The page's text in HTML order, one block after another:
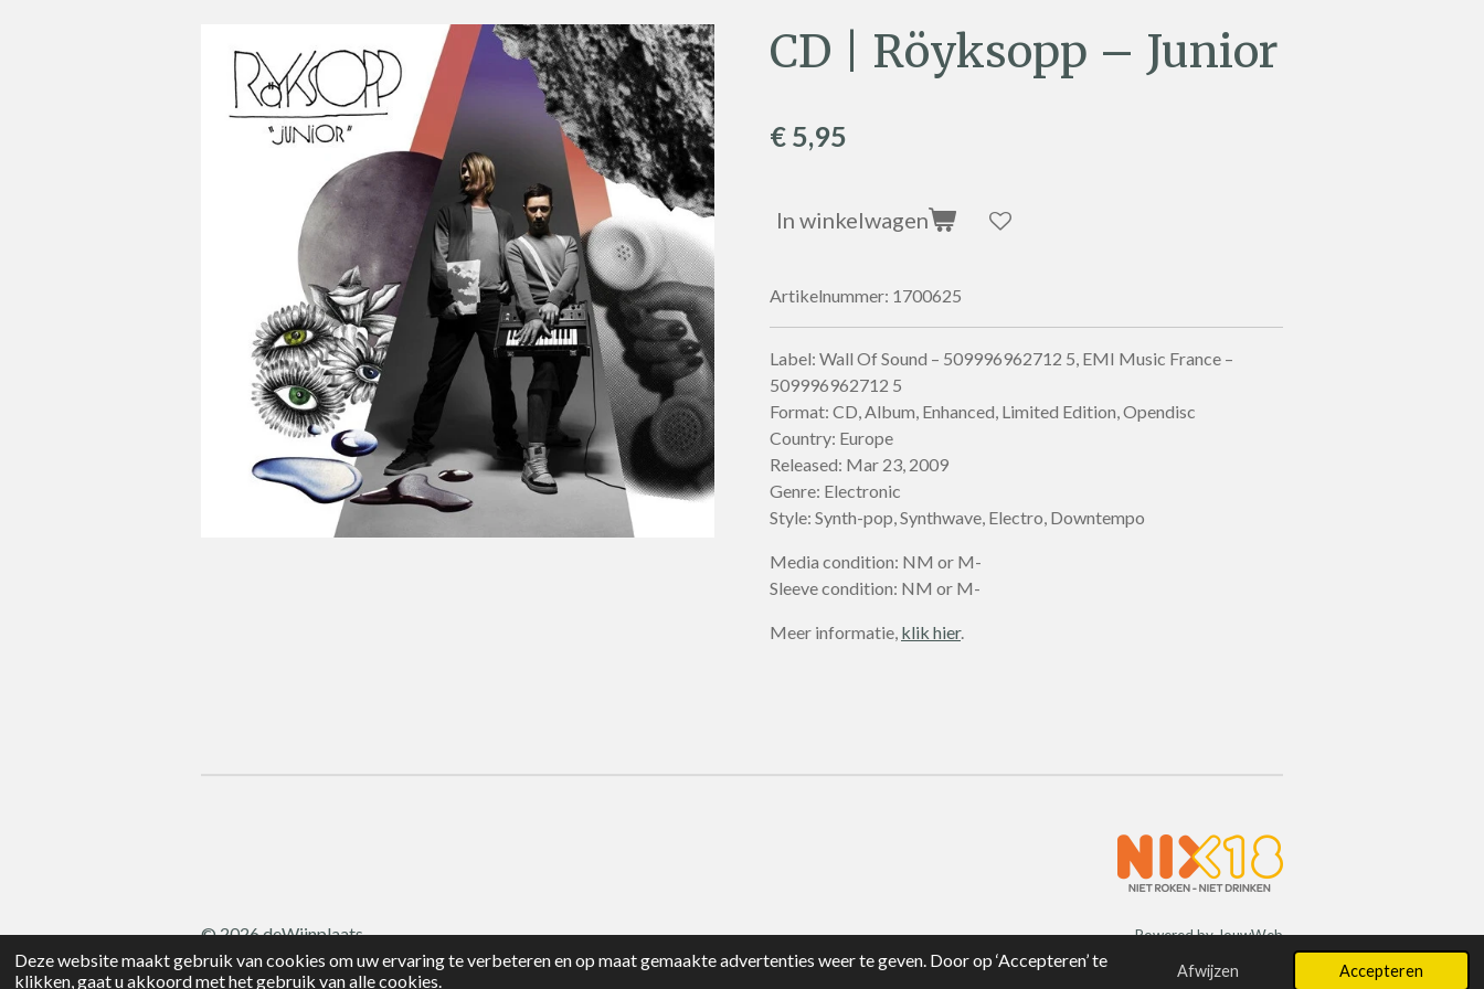
Deze website maakt gebruik van cookies om uw ervaring te verbeteren en op maat gemaakte advertenties weer te geven. Door op ‘Accepteren’ te
klikken, gaat u akkoord met het gebruik van alle cookies.
Afwijzen Accepteren
CD | Röyksopp – Junior
€ 5,95
In winkelwagen
Artikelnummer: 1700625
Label: Wall Of Sound – 509996962712 5, EMI Music France –
509996962712 5
Format: CD, Album, Enhanced, Limited Edition, Opendisc
Country: Europe
Released: Mar 23, 2009
Genre: Electronic
Style: Synth-pop, Synthwave, Electro, Downtempo
Media condition: NM or M-
Sleeve condition: NM or M-
Meer informatie, klik hier.
© 2026 deWijnplaats Powered byJouwWeb